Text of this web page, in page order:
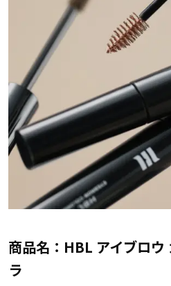
商品名：HBL アイブロウ
ラ